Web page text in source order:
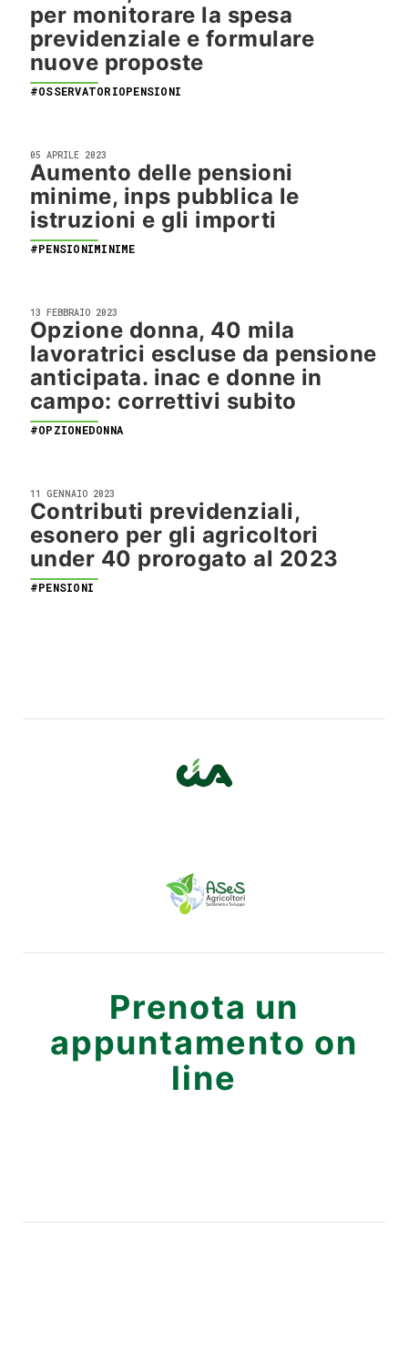
per monitorare la spesa
previdenziale e formulare
nuove proposte
#OSSERVATORIOPENSIONI
05 APRILE 2023
Aumento delle pensioni
minime, inps pubblica le
istruzioni e gli importi
#PENSIONIMINIME
13 FEBBRAIO 2023
Opzione donna, 40 mila
lavoratrici escluse da pensione
anticipata. inac e donne in
campo: correttivi subito
#OPZIONEDONNA
11 GENNAIO 2023
Contributi previdenziali,
esonero per gli agricoltori
under 40 prorogato al 2023
#PENSIONI
Prenota un
appuntamento on
line